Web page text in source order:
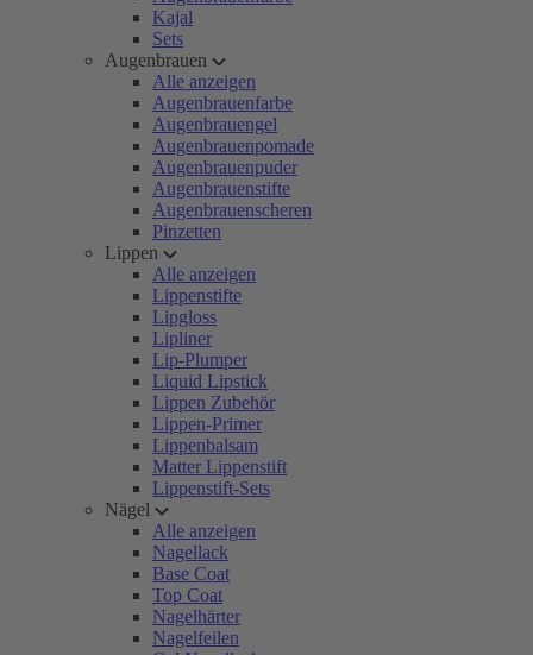
Kajal
Sets
Augenbrauen
Alle anzeigen
Augenbrauenfarbe
Augenbrauengel
Augenbrauenpomade
Augenbrauenpuder
Augenbrauenstifte
Augenbrauenscheren
Pinzetten
Lippen
Alle anzeigen
Lippenstifte
Lipgloss
Lipliner
Lip-Plumper
Liquid Lipstick
Lippen Zubehör
Lippen-Primer
Lippenbalsam
Matter Lippenstift
Lippenstift-Sets
Nägel
Alle anzeigen
Nagellack
Base Coat
Top Coat
Nagelhärter
Nagelfeilen